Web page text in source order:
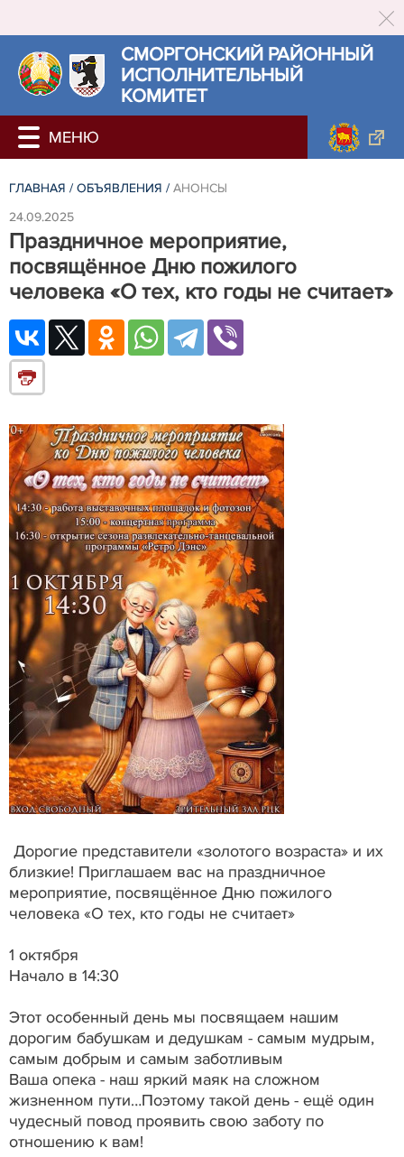
СМОРГОНСКИЙ РАЙОННЫЙ
ИСПОЛНИТЕЛЬНЫЙ
КОМИТЕТ
ГЛАВНАЯ / ОБЪЯВЛЕНИЯ / АНОНСЫ
24.09.2025
Праздничное мероприятие,
посвящённое Дню пожилого
человека «О тех, кто годы не считает»
Дорогие представители «золотого возраста» и их
близкие! Приглашаем вас на праздничное
мероприятие, посвящённое Дню пожилого
человека «О тех, кто годы не считает»
1 октября
Начало в 14:30
Этот особенный день мы посвящаем нашим
дорогим бабушкам и дедушкам - самым мудрым,
самым добрым и самым заботливым
Ваша опека - наш яркий маяк на сложном
жизненном пути…Поэтому такой день - ещё один
чудесный повод проявить свою заботу по
отношению к вам!